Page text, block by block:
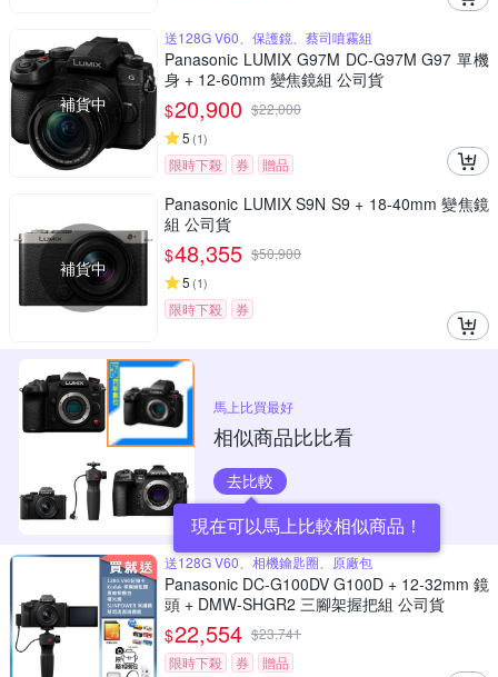
補貨中
送128G V60、保護鏡、蔡司噴霧組
Panasonic LUMIX G97M DC-G97M G97 單機
身 + 12-60mm 變焦鏡組 公司貨
$20,900 $22,000
5 (1)
限時下殺 券 贈品
補貨中
Panasonic LUMIX S9N S9 + 18-40mm 變焦鏡
組 公司貨
$48,355 $50,900
5 (1)
限時下殺 券
馬上比買最好
相似商品比比看
去比較
現在可以馬上比較相似商品！
送128G V60、相機鑰匙圈、原廠包
Panasonic DC-G100DV G100D + 12-32mm 鏡
頭 + DMW-SHGR2 三腳架握把組 公司貨
$22,554 $23,741
限時下殺
券 贈品